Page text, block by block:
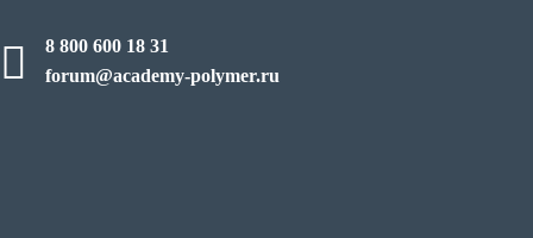
8 800 600 18 31
forum@academy-polymer.ru